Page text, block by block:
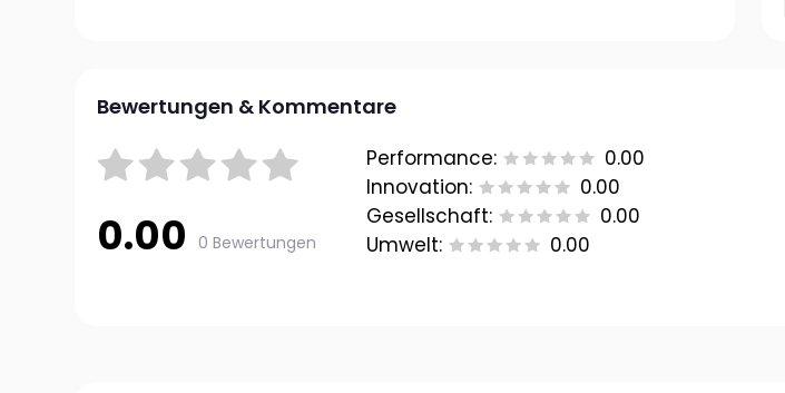
Bewertungen & Kommentare
0.00 0 Bewertungen
Performance:
0.00
Innovation:
0.00
Gesellschaft:
0.00
Umwelt:
0.00